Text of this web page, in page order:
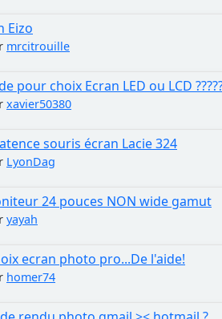
Eizo
mrcitrouille
pour choix Ecran LED ou LCD
xavier50380
souris écran Lacie 324
LyonDag
24 pouces NON wide gamut
yayah
ecran photo pro...De l'aide!
homer74